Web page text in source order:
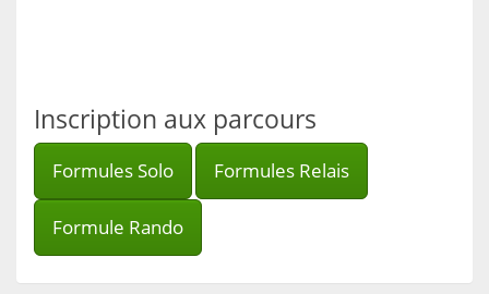
Inscription aux parcours
Formules Solo Formules Relais
Formule Rando